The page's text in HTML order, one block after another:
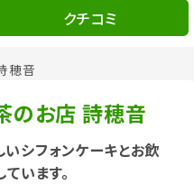
穂音
クチコミ
のお店 詩穂音
フォンケーキとお飲
います。